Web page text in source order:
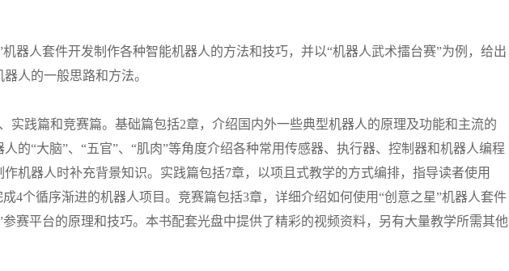
器人套件开发制作各种智能机器人的方法和技巧，并以“机器人武术擂台赛”为例，给出
人的一般思路和方法。
实践篇和竞赛篇。基础篇包括2章，介绍国内外一些典型机器人的原理及功能和主流的
的“大脑”、“五官”、“肌肉”等角度介绍各种常用传感器、执行器、控制器和机器人编程
机器人时补充背景知识。实践篇包括7章，以项且式教学的方式编排，指导读者使用
4个循序渐进的机器人项目。竞赛篇包括3章，详细介绍如何使用“创意之星”机器人套件
赛平台的原理和技巧。本书配套光盘中提供了精彩的视频资料，另有大量教学所需其他